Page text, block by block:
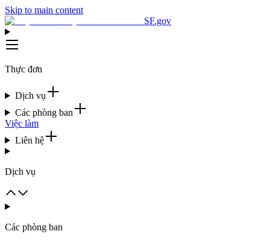
Skip to main content
SF.gov
Thực đơn
Dịch vụ
Các phòng ban
Việc làm
Liên hệ
Dịch vụ
Các phòng ban